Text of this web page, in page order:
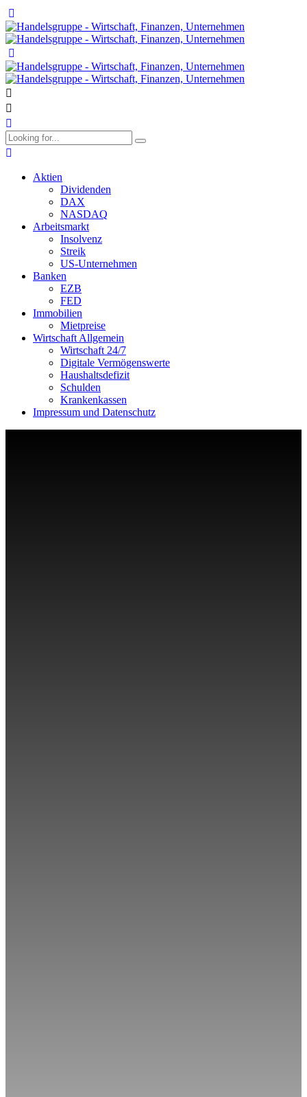
Aktien
Dividenden
DAX
NASDAQ
Arbeitsmarkt
Insolvenz
Streik
US-Unternehmen
Banken
EZB
FED
Immobilien
Mietpreise
Wirtschaft Allgemein
Wirtschaft 24/7
Digitale Vermögenswerte
Haushaltsdefizit
Schulden
Krankenkassen
Impressum und Datenschutz